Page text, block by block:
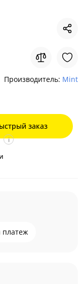
Производитель: Mint
заказ
i